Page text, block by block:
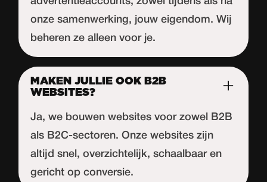
onze samenwerking, jouw eigendom. Wij
beheren ze alleen voor je.
MAKEN JULLIE OOK B2B
WEBSITES?
Ja, we bouwen websites voor zowel B2B
als B2C-sectoren. Onze websites zijn
altijd snel, overzichtelijk, schaalbaar en
gericht op conversie.